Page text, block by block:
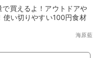
で買えるよ！アウトドアや
使い切りやすい100円食材
海原藍